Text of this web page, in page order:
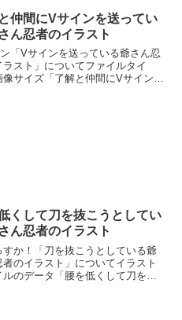
仲間にVサインを送ってい
ん忍者のイラスト
「Vサインを送っている爺さん忍
ラスト」についてファイルタイ
像サイズ「了解と仲間にVサインを
くして刀を抜こうとしてい
ん忍者のイラスト
すか！「刀を抜こうとしている爺
者のイラスト」についてイラスト
ルのデータ「腰を低くして刀を抜